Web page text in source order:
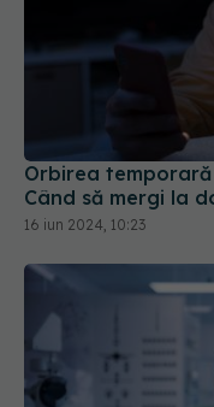
Orbirea
Când să mergi la
16 iun 2024, 10:23